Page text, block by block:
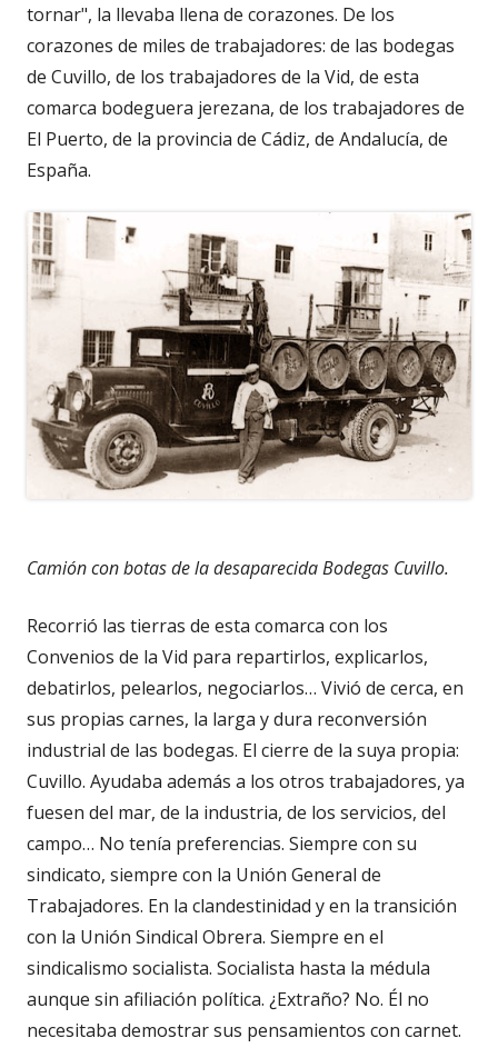
tornar", la llevaba llena de corazones. De los
corazones de miles de trabajadores: de las bodegas
de Cuvillo, de los trabajadores de la Vid, de esta
comarca bodeguera jerezana, de los trabajadores de
El Puerto, de la provincia de Cádiz, de Andalucía, de
España.
Camión con botas de la desaparecida Bodegas Cuvillo.
Recorrió las tierras de esta comarca con los
Convenios de la Vid para repartirlos, explicarlos,
debatirlos, pelearlos, negociarlos… Vivió de cerca, en
sus propias carnes, la larga y dura reconversión
industrial de las bodegas. El cierre de la suya propia:
Cuvillo. Ayudaba además a los otros trabajadores, ya
fuesen del mar, de la industria, de los servicios, del
campo… No tenía preferencias. Siempre con su
sindicato, siempre con la Unión General de
Trabajadores. En la clandestinidad y en la transición
con la Unión Sindical Obrera. Siempre en el
sindicalismo socialista. Socialista hasta la médula
aunque sin afiliación política. ¿Extraño? No. Él no
necesitaba demostrar sus pensamientos con carnet.